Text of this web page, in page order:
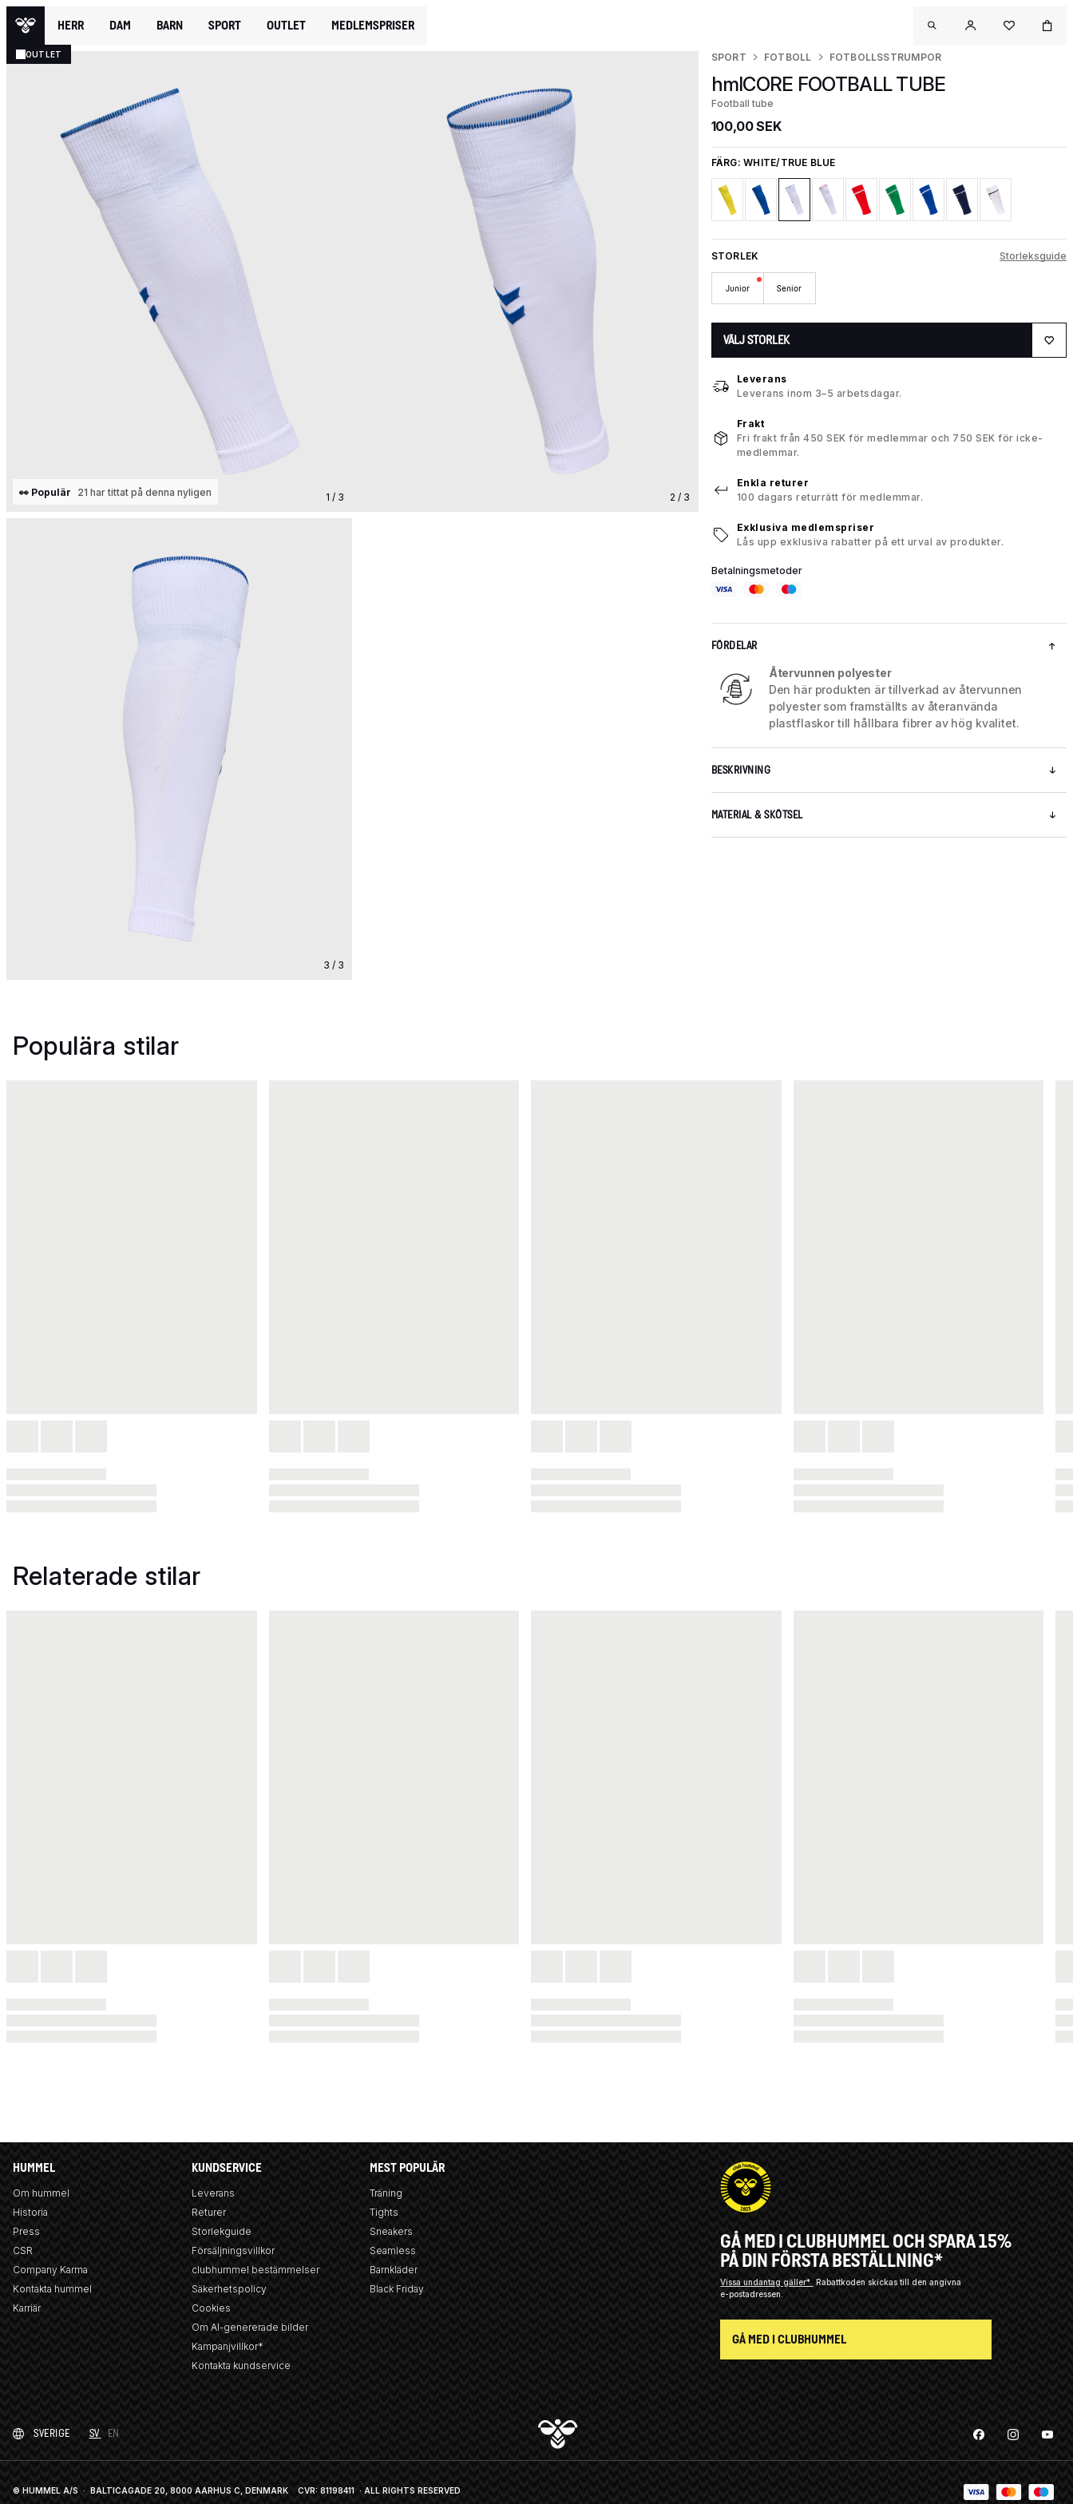
HERR DAM BARN SPORT OUTLET MEDLEMSPRISER
OUTLET
1 / 3
👀 Populär 21 har tittat på denna nyligen 2 / 3
3 / 3
SPORT FOTBOLL FOTBOLLSSTRUMPOR
hmlCORE FOOTBALL TUBE
Football tube
100,00 SEK
FÄRG:WHITE/TRUE BLUE
STORLEK Storleksguide
Junior Senior
VÄLJ STORLEK
Leverans
Leverans inom 3–5 arbetsdagar.
Frakt
Fri frakt från 450 SEK för medlemmar och 750 SEK för icke-
medlemmar.
Enkla returer
100 dagars returrätt för medlemmar.
Exklusiva medlemspriser
Lås upp exklusiva rabatter på ett urval av produkter.
Betalningsmetoder
FÖRDELAR
Återvunnen polyester
Den här produkten är tillverkad av återvunnen
polyester som framställts av återanvända
plastflaskor till hållbara fibrer av hög kvalitet.
BESKRIVNING
MATERIAL & SKÖTSEL
Populära stilar
Relaterade stilar
HUMMEL
Om hummel
Historia
Press
CSR
Company Karma
Kontakta hummel
Karriär
KUNDSERVICE
Leverans
Returer
Storlekguide
Försäljningsvillkor
clubhummel bestämmelser
Säkerhetspolicy
Cookies
Om AI-genererade bilder
Kampanjvillkor*
Kontakta kundservice
MEST POPULÄR
Träning
Tights
Sneakers
Seamless
Barnkläder
Black Friday
GÅ MED I CLUBHUMMEL OCH SPARA 15%
PÅ DIN FÖRSTA BESTÄLLNING*
Vissa undantag gäller* Rabattkoden skickas till den angivna
e-postadressen.
GÅ MED I CLUBHUMMEL
SVERIGE SV EN
© HUMMEL A/S · BALTICAGADE 20, 8000 AARHUS C, DENMARK CVR: 81198411 · ALL RIGHTS RESERVED